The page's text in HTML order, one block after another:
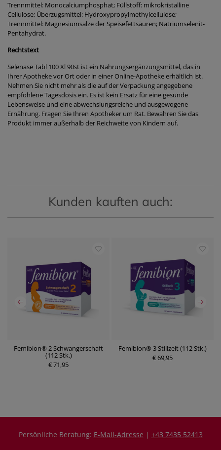
Trennmittel: Monocalciumphosphat; Füllstoff: mikrokristalline
Cellulose; Überzugsmittel: Hydroxypropylmethylcellulose;
Trennmittel: Magnesiumsalze der Speisefettsäuren; Natriumselenit-
Pentahydrat.
Rechtstext
Selenase Tabl 100 Xl 90st ist ein Nahrungsergänzungsmittel, das in
Ihrer Apotheke vor Ort oder in einer Online-Apotheke erhältlich ist.
Nehmen Sie nicht mehr als die auf der Verpackung angegebene
empfohlene Tagesdosis ein. Es ist kein Ersatz für eine gesunde
Lebensweise und eine abwechslungsreiche und ausgewogene
Ernährung. Fragen Sie Ihren Apotheker um Rat. Bewahren Sie das
Produkt immer außerhalb der Reichweite von Kindern auf.
Kunden kauften auch:
Femibion® 2 Schwangerschaft
(112 Stk.)
€ 71,95
Femibion® 3 Stillzeit (112 Stk.)
€ 69,95
P
Persönliche Beratung: E-Mail-Adresse | +43 7435 52413